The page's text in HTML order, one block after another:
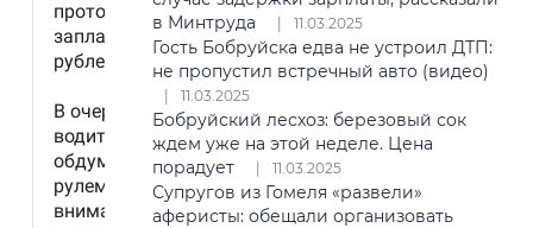
в Минтруда
11.03.2025
Гость Бобруйска едва не устроил ДТП:
не пропустил встречный авто (видео)
11.03.2025
Бобруйский лесхоз: березовый сок
ждем уже на этой неделе. Цена
порадует
11.03.2025
Супругов из Гомеля «развели»
аферисты: обещали организовать